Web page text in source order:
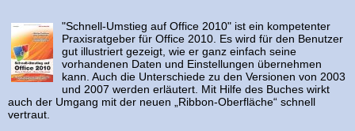
"Schnell-Umstieg auf Office 2010" ist ein kompetenter
Praxisratgeber für Office 2010. Es wird für den Benutzer
gut illustriert gezeigt, wie er ganz einfach seine
vorhandenen Daten und Einstellungen übernehmen
kann. Auch die Unterschiede zu den Versionen von 2003
und 2007 werden erläutert. Mit Hilfe des Buches wirkt
auch der Umgang mit der neuen „Ribbon-Oberfläche“ schnell
vertraut.